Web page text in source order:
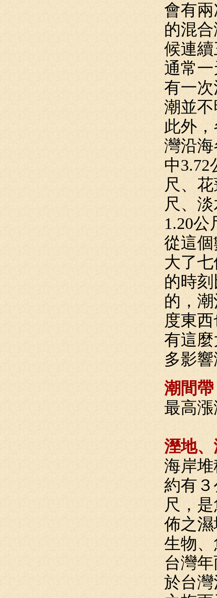
會有
的混
候連
通常
有一
潮並
此外
灣沿
中3.72
尺、
尺、
1.20公
從這
大了
的時
的，
度東
有這
多影
潮間
最高
溼地
海岸
約有
尺，
佈之
生物
台灣
於台